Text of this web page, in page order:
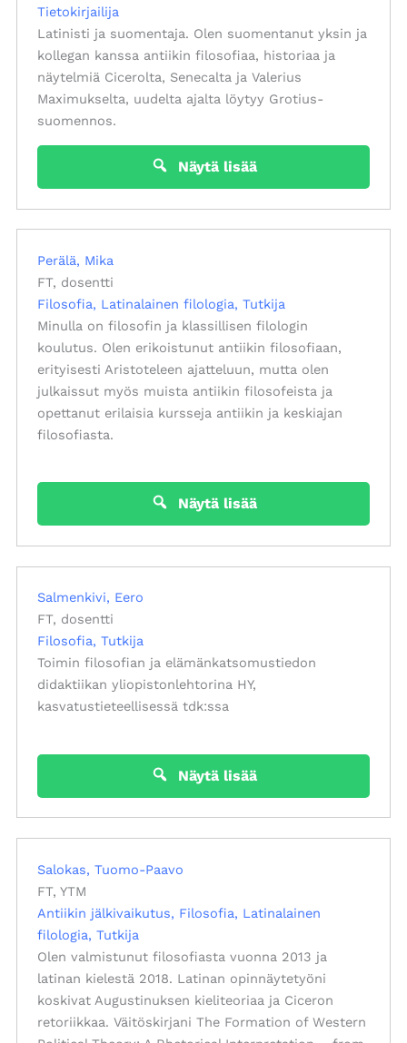
Tietokirjailija
Latinisti ja suomentaja. Olen suomentanut yksin ja
kollegan kanssa antiikin filosofiaa, historiaa ja
näytelmiä Cicerolta, Senecalta ja Valerius
Maximukselta, uudelta ajalta löytyy Grotius-
suomennos.
Näytä lisää
Perälä, Mika
FT, dosentti
Filosofia Latinalainen filologia Tutkija
Minulla on filosofin ja klassillisen filologin
koulutus. Olen erikoistunut antiikin filosofiaan,
erityisesti Aristoteleen ajatteluun, mutta olen
julkaissut myös muista antiikin filosofeista ja
opettanut erilaisia kursseja antiikin ja keskiajan
filosofiasta.
Näytä lisää
Salmenkivi, Eero
FT, dosentti
Filosofia Tutkija
Toimin filosofian ja elämänkatsomustiedon
didaktiikan yliopistonlehtorina HY,
kasvatustieteellisessä tdk:ssa
Näytä lisää
Salokas, Tuomo-Paavo
FT, YTM
Antiikin jälkivaikutus
Filosofia Latinalainen
filologia Tutkija
Olen valmistunut filosofiasta vuonna 2013 ja
latinan kielestä 2018. Latinan opinnäytetyöni
koskivat Augustinuksen kieliteoriaa ja Ciceron
retoriikkaa. Väitöskirjani The Formation of Western